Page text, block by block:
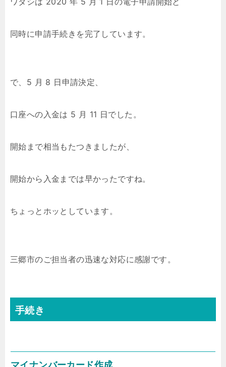
同時に申請手続きを完了しています。
で、5 月 8 日申請決定、
口座への入金は 5 月 11 日でした。
開始まで相当もたつきましたが、
開始から入金までは早かったですね。
ちょっとホッとしています。
三郷市のご担当者の迅速な対応に感謝です。
手続き
マイナンバーカード作成